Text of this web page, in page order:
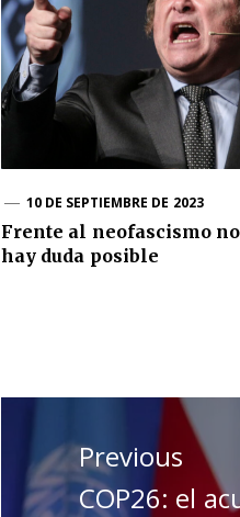
10 DE SEPTIEMBRE DE 2023
Frente al neofascismo no
hay duda posible
Navegación
entradas
Previous
Previous
COP26: el